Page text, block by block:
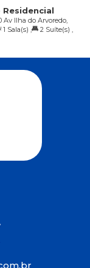
Residencial
Av Ilha do Arvoredo,
Brasil
1 Sala(s) 2 Suíte(s)